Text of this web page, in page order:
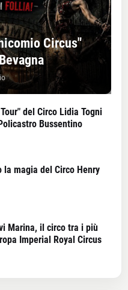
Circus"
del Circo Lidia Togni
Bussentino
la magia del Circo Henry
Marina, il circo tra i più
Imperial Royal Circus